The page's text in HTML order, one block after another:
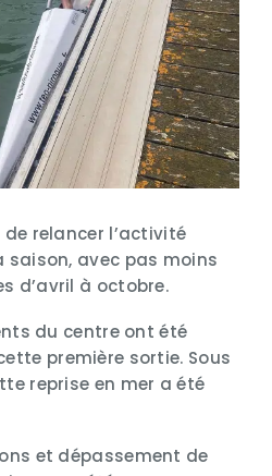
relancer l’activité
avec pas moins
d’avril à octobre.
du centre ont été
première sortie. Sous
reprise en mer a été
et dépassement de